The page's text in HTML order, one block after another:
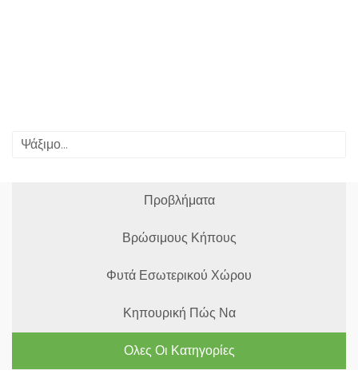
Προβλήματα
Βρώσιμους Κήπους
Φυτά Εσωτερικού Χώρου
Κηπουρική Πώς Να
Ολες Οι Κατηγορίες